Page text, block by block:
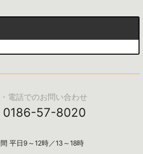
電話でのお問い合わせ
0186-57-8020
平日9～12時／13～18時